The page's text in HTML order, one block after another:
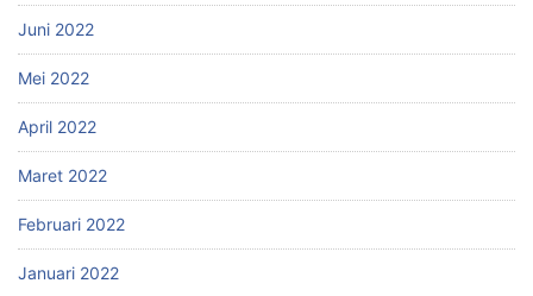
Juni 2022
Mei 2022
April 2022
Maret 2022
Februari 2022
Januari 2022